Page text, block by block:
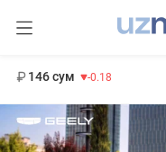
146 сум -0.18